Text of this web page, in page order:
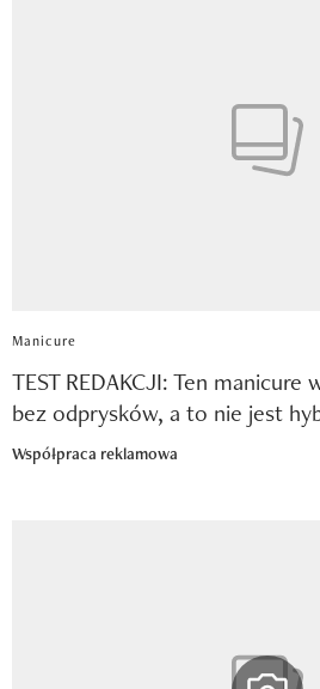
Manicure
TEST REDAKCJI: Ten manicure
bez odprysków, a to nie jest
Współpraca reklamowa